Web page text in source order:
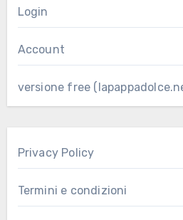
Login
Account
versione free
Privacy Policy
Termini e condizioni